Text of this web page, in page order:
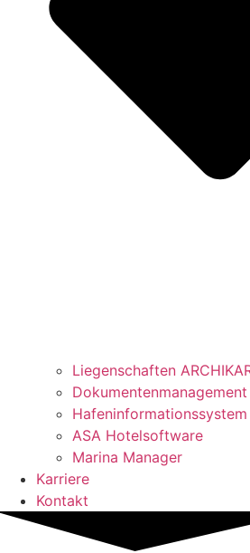
Liegenschaften
Dokumentenmanagement
ASA Hotelsoftware
Marina Manager
Karriere
Kontakt